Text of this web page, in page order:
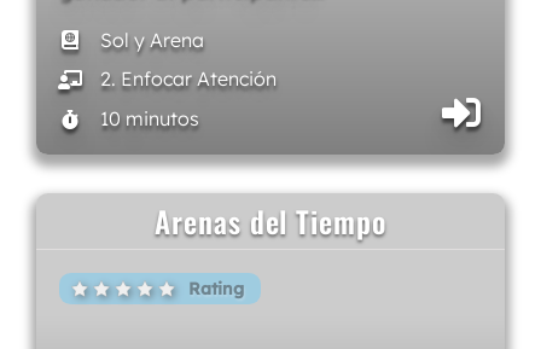
Sol y Arena
2. Enfocar Atención
10 minutos
Arenas del Tiempo
Rating